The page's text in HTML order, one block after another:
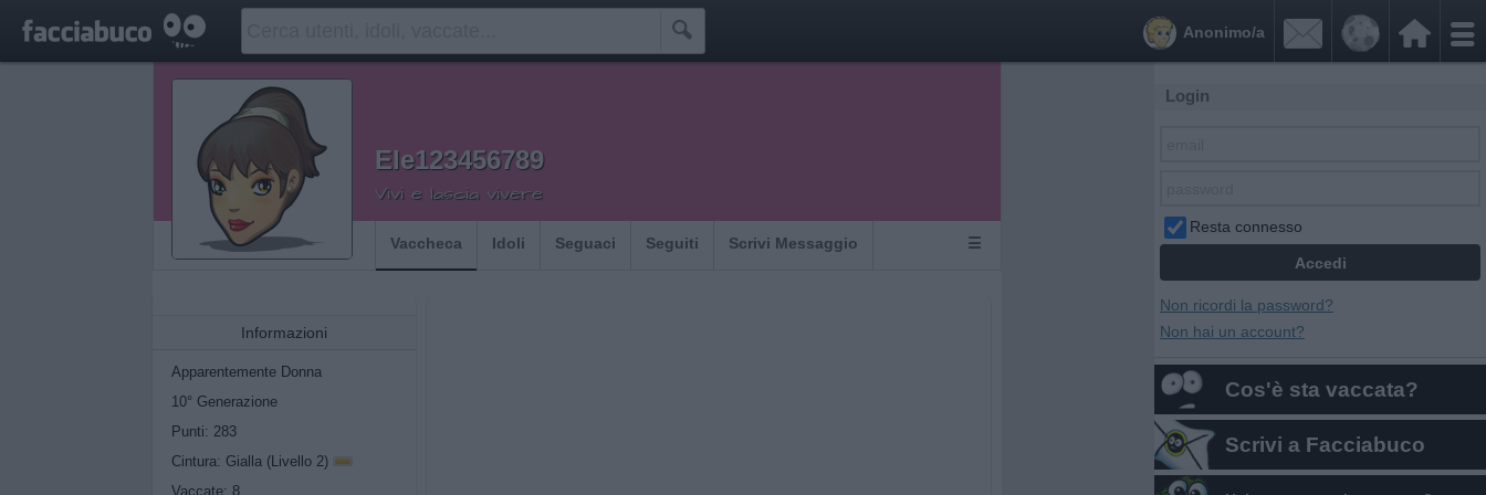
 

Anonimo/a
Ele123456789
Vivi e lascia vivere
Vaccheca Idoli Seguaci Seguiti Scrivi Messaggio ☰
Informazioni
Apparentemente Donna
10° Generazione
Punti: 283
Cintura: Gialla (Livello 2)
Vaccate: 8
Login
Resta connesso
Non ricordi la password?
Non hai un account?
Cos'è sta vaccata?
Scrivi a Facciabuco